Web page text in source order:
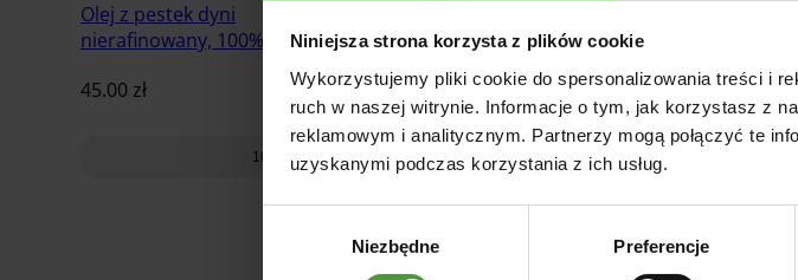
Niniejsza strona korzysta z plików cookie
Wykorzystujemy pliki cookie do spersonalizowania treści i
ruch w naszej witrynie. Informacje o tym, jak korzystasz z
reklamowym i analitycznym. Partnerzy mogą połączyć te
uzyskanymi podczas korzystania z ich usług.
Niezbędne Preferencje
Olej z pestek dyni
nierafinowany, 100% naturalny
45.00 zł
100ml